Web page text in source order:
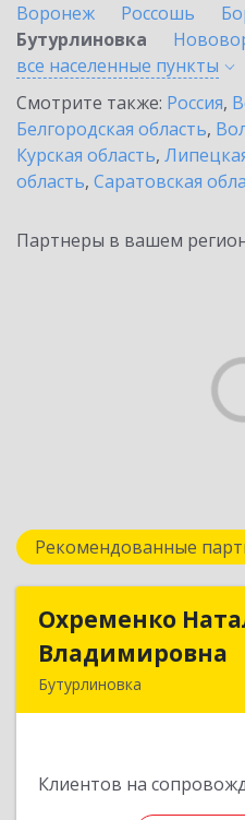
Воронеж
Россошь
Бутурлиновка
все населенные пункты
Смотрите также: Россия,
Белгородская область,
Курская область,
область, Саратовская
Партнеры в вашем
Рекомендованные
Охременко
Владимировна
Бутурлиновка
Клиентов на